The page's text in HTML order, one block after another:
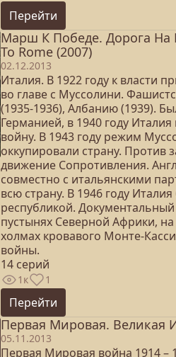
Перейти
Марш К Победе. Дорога На
To Rome (2007)
02.12.2013
Италия. В 1922 году к власти
во главе с Муссолини.
(1935-1936), Албанию (1939).
Германией, в 1940 году
войну. В 1943 году режим
оккупировали страну. Против
движение Сопротивления.
совместно с итальянскими
всю страну. В 1946 году
республикой.
пустынях Северной Африки,
холмах кровавого Монте-
войны.
14 серий
1к 1
Перейти
Первая Мировая. Великая
05.11.2013
Первая Мировая война 1914 –